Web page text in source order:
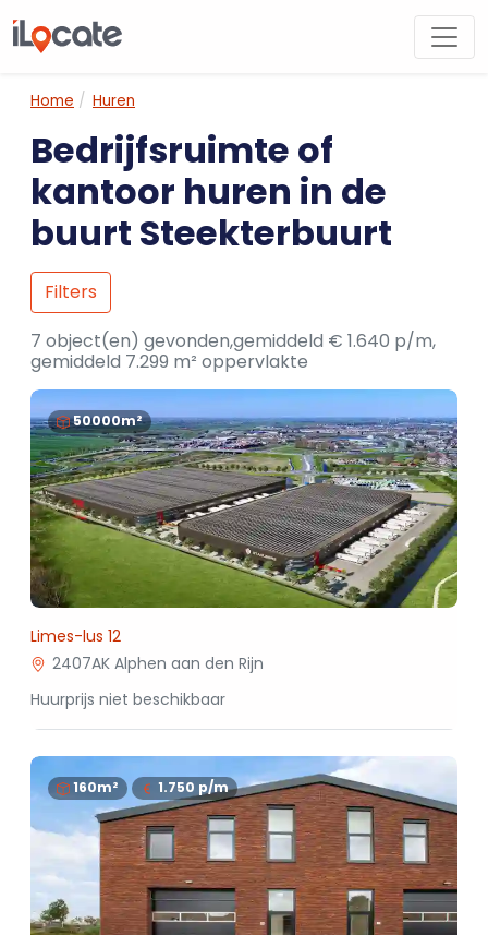
Home Huren
Bedrijfsruimte of
kantoor huren in de
buurt Steekterbuurt
Filters
7 object(en) gevonden,gemiddeld € 1.640 p/m,
gemiddeld 7.299 m² oppervlakte
50000m²
Limes-lus 12
2407AK Alphen aan den Rijn
Huurprijs niet beschikbaar
160m² 1.750 p/m